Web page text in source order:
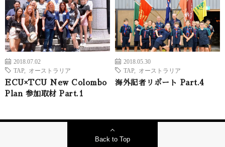
2018.07.02
TAP
オーストラリア
ECU×TCU New Colombo
Plan 参加取材 Part.1
2018.05.30
TAP
オーストラリア
海外記者リポート Part.4
Back to Top